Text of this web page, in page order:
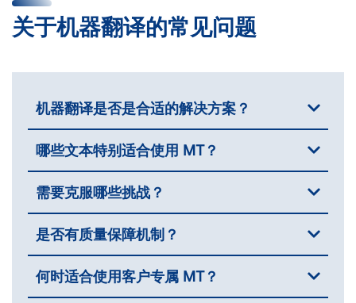
关于机器翻译的常见问题
机器翻译是否是合适的解决方案？
哪些文本特别适合使用 MT？
需要克服哪些挑战？
是否有质量保障机制？
何时适合使用客户专属 MT？